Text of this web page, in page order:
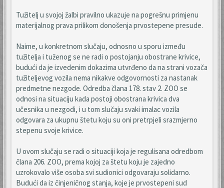
Tužitelj u svojoj žalbi pravilno ukazuje na pogrešnu primjenu
materijalnog prava prilikom donošenja prvostepene presude.
Naime, u konkretnom slučaju, odnosno u sporu između
tužitelja i tuženog se ne radi o postojanju obostrane krivice,
budući da je izvedenim dokazima utvrđeno da na strani vozača
tužiteljevog vozila nema nikakve odgovornosti za nastanak
predmetne nezgode. Odredba člana 178. stav 2. ZOO se
odnosi na situaciju kada postoji obostrana krivica dva
učesnika u nezgodi, i u tom slučaju svaki imalac vozila
odgovara za ukupnu štetu koju su oni pretrpjeli srazmjerno
stepenu svoje krivice.
U ovom slučaju se radi o situaciji koja je regulisana odredbom
člana 206. ZOO, prema kojoj za štetu koju je zajedno
uzrokovalo više osoba svi sudionici odgovaraju solidarno.
Budući da iz činjeničnog stanja, koje je prvostepeni sud